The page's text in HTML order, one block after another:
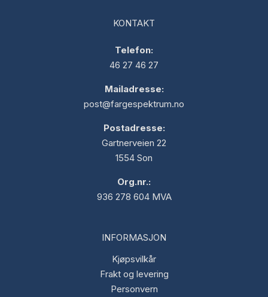
KONTAKT
Telefon:
46 27 46 27
Mailadresse:
post@fargespektrum.no
Postadresse:
Gartnerveien 22
1554 Son
Org.nr.:
936 278 604 MVA
INFORMASJON
Kjøpsvilkår
Frakt og levering
Personvern